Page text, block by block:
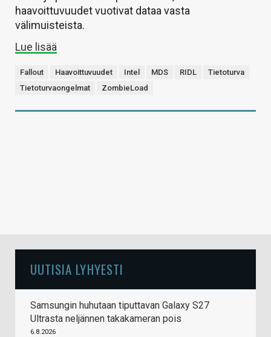
haavoittuvuudet vuotivat dataa vasta
välimuisteista.
Lue lisää
Fallout Haavoittuvuudet Intel MDS RIDL
Tietoturva
Tietoturvaongelmat
ZombieLoad
UUTISIA LYHYESTI
Samsungin huhutaan tiputtavan Galaxy S27
Ultrasta neljännen takakameran pois
6.8.2026